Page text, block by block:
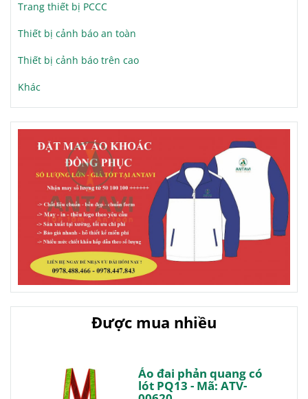
Trang thiết bị PCCC
Thiết bị cảnh báo an toàn
Thiết bị cảnh báo trên cao
Khác
Được mua nhiều
Áo đai phản quang có
lót PQ13 - Mã: ATV-